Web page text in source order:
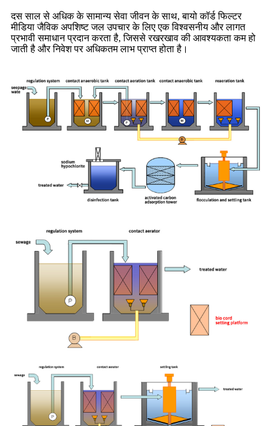
दस साल से अधिक के सामान्य सेवा जीवन के साथ, बायो कॉर्ड फिल्टर
मीडिया जैविक अपशिष्ट जल उपचार के लिए एक विश्वसनीय और लागत
प्रभावी समाधान प्रदान करता है, जिससे रखरखाव की आवश्यकता कम हो
जाती है और निवेश पर अधिकतम लाभ प्राप्त होता है।